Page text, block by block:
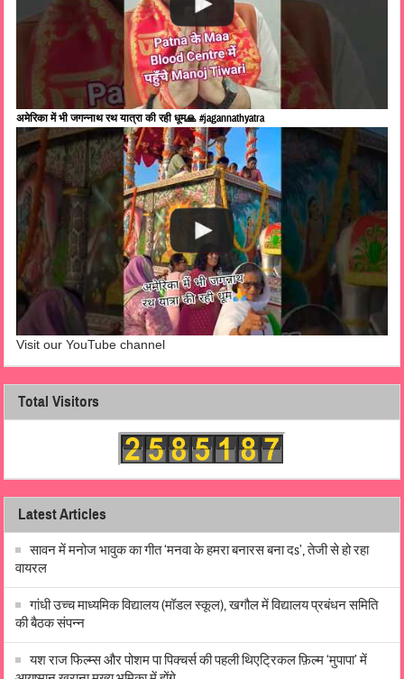
अमेरिका में भी जगन्नाथ रथ यात्रा की रही धूम🙏 #jagannathyatra
Visit our YouTube channel
Total Visitors
Latest Articles
सावन में मनोज भावुक का गीत ‘मनवा के हमरा बनारस बना दs’, तेजी से हो रहा
वायरल
गांधी उच्च माध्यमिक विद्यालय (मॉडल स्कूल), खगौल में विद्यालय प्रबंधन समिति
की बैठक संपन्न
यश राज फिल्म्स और पोशम पा पिक्चर्स की पहली थिएट्रिकल फ़िल्म ‘मुपापा’ में